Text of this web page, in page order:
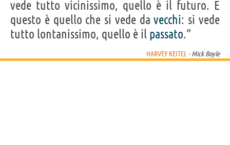
Vassiliki Tzanakou
vede tutto vicinissimo, quello è il futuro. E
questo è quello che si vede davecchi: si vede
tutto lontanissimo, quello è il passato.”
HARVEY KEITEL - Mick Boyle